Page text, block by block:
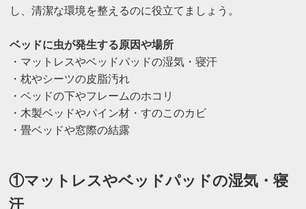
し、清潔な環境を整えるのに役立てましょう。
ベッドに虫が発生する原因や場所
・マットレスやベッドパッドの湿気・寝汗
・枕やシーツの皮脂汚れ
・ベッドの下やフレームのホコリ
・木製ベッドやパイン材・すのこのカビ
・畳ベッドや窓際の結露
①マットレスやベッドパッドの湿気・寝
汗